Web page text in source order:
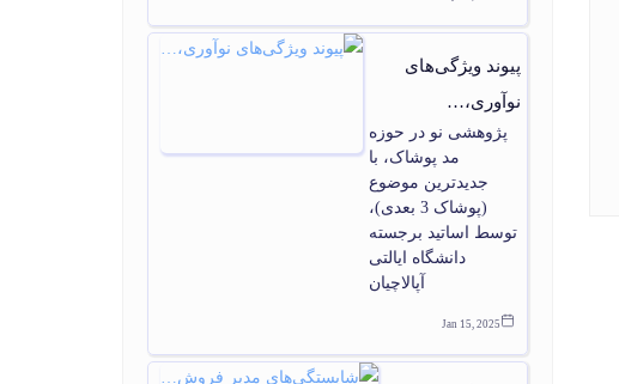
پیوند ویژگی‌های
نوآوری،…
پژوهشی نو در حوزه
مد پوشاک، با
جدیدترین موضوع
(پوشاک 3 بعدی)،
توسط اساتید برجسته
دانشگاه ایالتی
آپالاچیان
Jan 15, 2025